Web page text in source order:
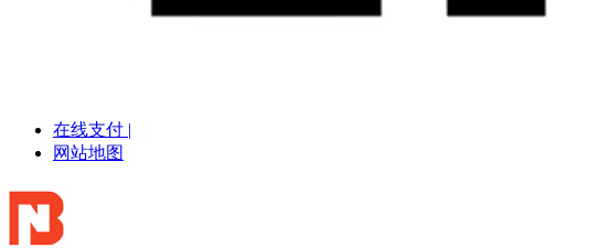
在线支付 |
网站地图